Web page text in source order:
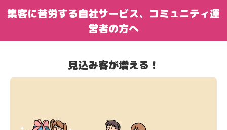
集客に苦労する自社サービス、コミュニティ運
営者の方へ
見込み客が増える！